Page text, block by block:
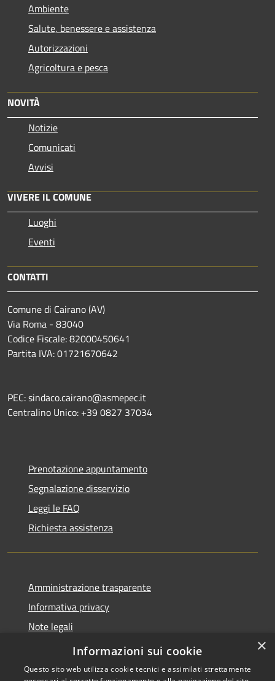
Ambiente
Salute, benessere e assistenza
Autorizzazioni
Agricoltura e pesca
NOVITÀ
Notizie
Comunicati
Avvisi
VIVERE IL COMUNE
Luoghi
Eventi
CONTATTI
Comune di Cairano (AV)
Via Roma - 83040
Codice Fiscale: 82000450641
Partita IVA: 01721670642
PEC: sindaco.cairano@asmepec.it
Centralino Unico: +39 0827 37034
Prenotazione appuntamento
Segnalazione disservizio
Leggi le FAQ
Richiesta assistenza
Amministrazione trasparente
Informativa privacy
Note legali
Dichiarazione di accessibilità
×
Informazioni sui cookie
Questo sito web utilizza cookie tecnici e assimilati strettamente